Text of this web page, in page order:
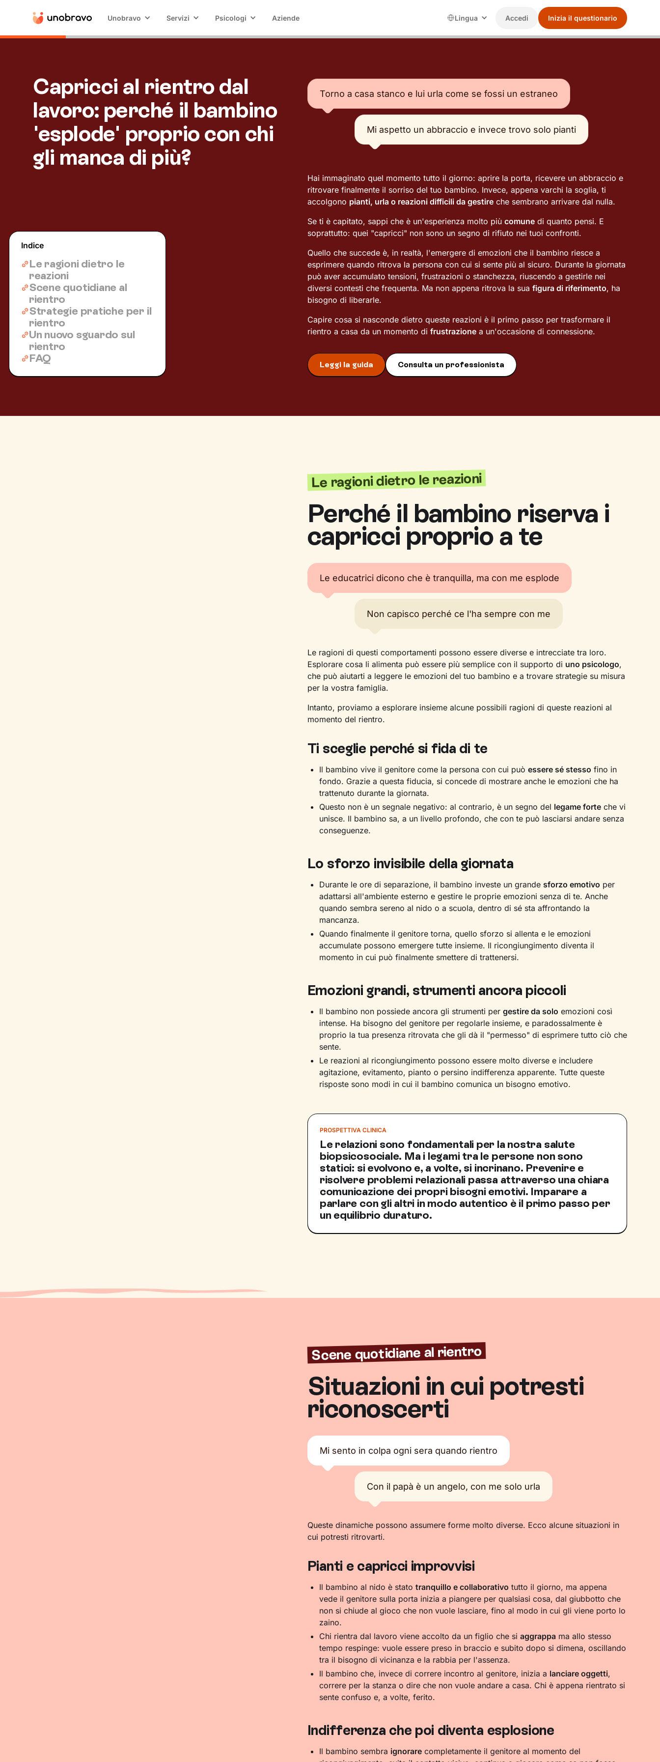
Unobravo Servizi Psicologi Aziende Lingua Accedi Inizia il questionario
Indice
Le ragioni dietro le
reazioni
Scene quotidiane al
rientro
Strategie pratiche per il
rientro
Un nuovo sguardo sul
rientro
FAQ
Capricci al rientro dal
lavoro: perché il bambino
'esplode' proprio con chi
gli manca di più?
Torno a casa stanco e lui urla come se fossi un estraneo
Mi aspetto un abbraccio e invece trovo solo pianti
Hai immaginato quel momento tutto il giorno: aprire la porta, ricevere un abbraccio e
ritrovare finalmente il sorriso del tuo bambino. Invece, appena varchi la soglia, ti
accolgono pianti, urla o reazioni difficili da gestireche sembrano arrivare dal nulla.
Se ti è capitato, sappi che è un'esperienza molto più comunedi quanto pensi. E
soprattutto: quei "capricci" non sono un segno di rifiuto nei tuoi confronti.
Quello che succede è, in realtà, l'emergere di emozioni che il bambino riesce a
esprimere quando ritrova la persona con cui si sente più al sicuro. Durante la giornata
può aver accumulato tensioni, frustrazioni o stanchezza, riuscendo a gestirle nei
diversi contesti che frequenta. Ma non appena ritrova la sua figura di riferimento, ha
bisogno di liberarle.
Capire cosa si nasconde dietro queste reazioni è il primo passo per trasformare il
rientro a casa da un momento di frustrazionea un'occasione di connessione.
Leggi la guida Consulta un professionista
Le ragioni dietro le reazioni
Perché il bambino riserva i
capricci proprio a te
Le educatrici dicono che è tranquilla, ma con me esplode
Non capisco perché ce l'ha sempre con me
Le ragioni di questi comportamenti possono essere diverse e intrecciate tra loro.
Esplorare cosa li alimenta può essere più semplice con il supporto di uno psicologo,
che può aiutarti a leggere le emozioni del tuo bambino e a trovare strategie su misura
per la vostra famiglia.
Intanto, proviamo a esplorare insieme alcune possibili ragioni di queste reazioni al
momento del rientro.
Ti sceglie perché si fida di te
Il bambino vive il genitore come la persona con cui può essere sé stesso fino in
fondo. Grazie a questa fiducia, si concede di mostrare anche le emozioni che ha
trattenuto durante la giornata.
Questo non è un segnale negativo: al contrario, è un segno del legame forteche vi
unisce. Il bambino sa, a un livello profondo, che con te può lasciarsi andare senza
conseguenze.
Lo sforzo invisibile della giornata
Durante le ore di separazione, il bambino investe un grande sforzo emotivo per
adattarsi all'ambiente esterno e gestire le proprie emozioni senza di te. Anche
quando sembra sereno al nido o a scuola, dentro di sé sta affrontando la
mancanza.
Quando finalmente il genitore torna, quello sforzo si allenta e le emozioni
accumulate possono emergere tutte insieme. Il ricongiungimento diventa il
momento in cui può finalmente smettere di trattenersi.
Emozioni grandi, strumenti ancora piccoli
Il bambino non possiede ancora gli strumenti per gestire da solo emozioni così
intense. Ha bisogno del genitore per regolarle insieme, e paradossalmente è
proprio la tua presenza ritrovata che gli dà il "permesso" di esprimere tutto ciò che
sente.
Le reazioni al ricongiungimento possono essere molto diverse e includere
agitazione, evitamento, pianto o persino indifferenza apparente. Tutte queste
risposte sono modi in cui il bambino comunica un bisogno emotivo.
PROSPETTIVA CLINICA
Le relazioni sono fondamentali per la nostra salute
biopsicosociale. Ma i legami tra le persone non sono
statici: si evolvono e, a volte, si incrinano. Prevenire e
risolvere problemi relazionali passa attraverso una chiara
comunicazione dei propri bisogni emotivi. Imparare a
parlare con gli altri in modo autentico è il primo passo per
un equilibrio duraturo.
Scene quotidiane al rientro
Situazioni in cui potresti
riconoscerti
Mi sento in colpa ogni sera quando rientro
Con il papà è un angelo, con me solo urla
Queste dinamiche possono assumere forme molto diverse. Ecco alcune situazioni in
cui potresti ritrovarti.
Pianti e capricci improvvisi
Il bambino al nido è stato tranquillo e collaborativo tutto il giorno, ma appena
vede il genitore sulla porta inizia a piangere per qualsiasi cosa, dal giubbotto che
non si chiude al gioco che non vuole lasciare, fino al modo in cui gli viene porto lo
zaino.
Chi rientra dal lavoro viene accolto da un figlio che si aggrappama allo stesso
tempo respinge: vuole essere preso in braccio e subito dopo si dimena, oscillando
tra il bisogno di vicinanza e la rabbia per l'assenza.
Il bambino che, invece di correre incontro al genitore, inizia a lanciare oggetti,
correre per la stanza o dire che non vuole andare a casa. Chi è appena rientrato si
sente confuso e, a volte, ferito.
Indifferenza che poi diventa esplosione
Il bambino sembra ignorarecompletamente il genitore al momento del